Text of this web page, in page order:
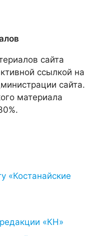
сайта
ссылкой на
сайта.
материала
«Костанайские
«КН»